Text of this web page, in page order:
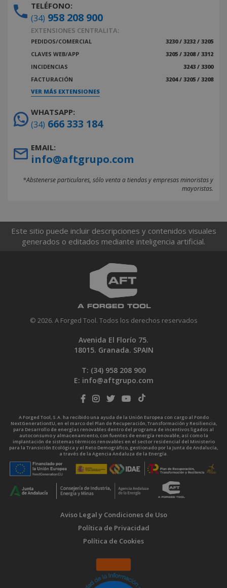
TELÉFONO:
(34) 958 208 900
EXTENSIONES CENTRALITA:
PEDIDOS/COMERCIAL
3230 / 3232 / 3205
CLAVES WEB/APP
3205 / 3208 / 3312
INCIDENCIAS
3243 / 3300
FACTURACIÓN
3204 / 3205 / 3208
VER MÁS EXTENSIONES
WHATSAPP:
(34) 666 333 184
EMAIL:
info@aftgrupo.com
*Abstenerse particulares, sólo venta a tiendas y empresas minoristas y
mayoristas.
Este sitio puede incluir descripciones y contenidos visuales
generados o editados mediante inteligencia artificial.
© 2026. A Forged Tool. Todos los derechos reservados
Avenida El Florío 75.
18015. Granada. SPAIN
T: (34) 958 208 900
E: info@aftgrupo.com
A Forged Tool, S.A. ha recibido una ayuda de la Unión Europea con cargo al Fondo
NextGenerationEU, en el marco del Plan de Recuperación, Transformación y Resiliencia,
para Desarrollo de energías renovables dentro del programa de incentivos ligados al
autoconsumo y almacenamiento, con fuentes de energía renovable, así como la
implantación de sistemas térmicos renovables en el sector residencial del Ministerio
para la Transición Ecológica y el Reto Demográfico, gestionado por la Junta de Andalucía,
a través de la Agencia Andaluza de la Energía.
Aviso Legal y Condiciones de Uso
Política de Privacidad
Política de Cookies